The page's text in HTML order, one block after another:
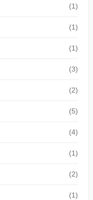
(1)
(1)
(1)
(3)
(2)
(5)
(4)
(1)
(2)
(1)